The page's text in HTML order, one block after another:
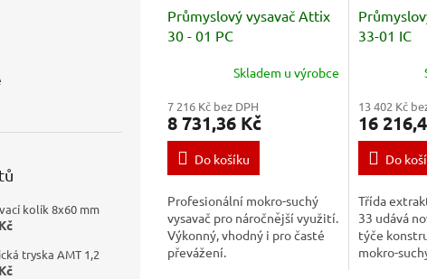
kolík 8x60 mm
tryska AMT 1,2
Průmyslový vysavač Attix
30 - 01 PC
Skladem u výrobce
7 216 Kč bez DPH
8 731,36 Kč
Do košíku
Profesionální mokro-suchý
vysavač pro náročnější využití.
Výkonný, vhodný i pro časté
převážení.
33-01 IC
13 402 Kč
16
Do
Třída
33 udává
týče
mokro-